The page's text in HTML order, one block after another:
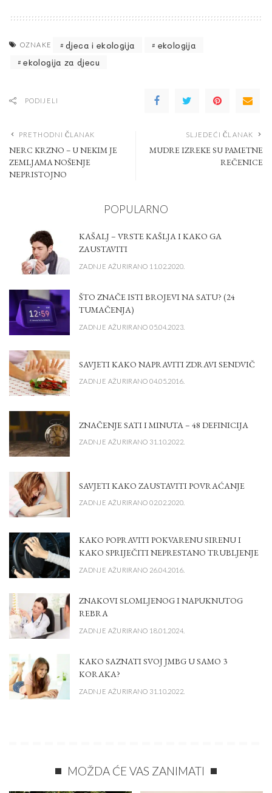
OZNAKE djeca i ekologija
ekologija
ekologija za djecu
PODIJELI
PRETHODNI ČLANAK
NERC KRZNO – U NEKIM JE
ZEMLJAMA NOŠENJE
NEPRISTOJNO
SLJEDEĆI ČLANAK
MUDRE IZREKE SU PAMETNE
REČENICE
POPULARNO
KAŠALJ – VRSTE KAŠLJA I KAKO GA
ZAUSTAVITI
ZADNJE AŽURIRANO 11.02.2020.
ŠTO ZNAČE ISTI BROJEVI NA SATU? (24
TUMAČENJA)
ZADNJE AŽURIRANO 05.04.2023.
SAVJETI KAKO NAPRAVITI ZDRAVI SENDVIČ
ZADNJE AŽURIRANO 04.05.2016.
ZNAČENJE SATI I MINUTA – 48 DEFINICIJA
ZADNJE AŽURIRANO 31.10.2022.
SAVJETI KAKO ZAUSTAVITI POVRAĆANJE
ZADNJE AŽURIRANO 02.02.2020.
KAKO POPRAVITI POKVARENU SIRENU I
KAKO SPRIJEČITI NEPRESTANO TRUBLJENJE
ZADNJE AŽURIRANO 26.04.2016.
ZNAKOVI SLOMLJENOG I NAPUKNUTOG
REBRA
ZADNJE AŽURIRANO 18.01.2024.
KAKO SAZNATI SVOJ JMBG U SAMO 3
KORAKA?
ZADNJE AŽURIRANO 31.10.2022.
MOŽDA ĆE VAS ZANIMATI